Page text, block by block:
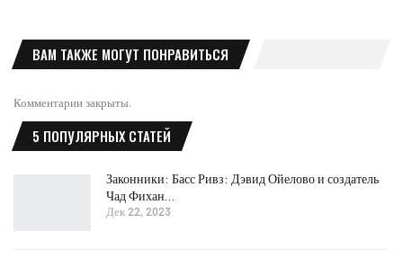
ВАМ ТАКЖЕ МОГУТ ПОНРАВИТЬСЯ
Комментарии закрыты.
5 ПОПУЛЯРНЫХ СТАТЕЙ
Законники: Басс Ривз: Дэвид Ойелово и создатель
Чад Фихан…
Дек 22, 2023